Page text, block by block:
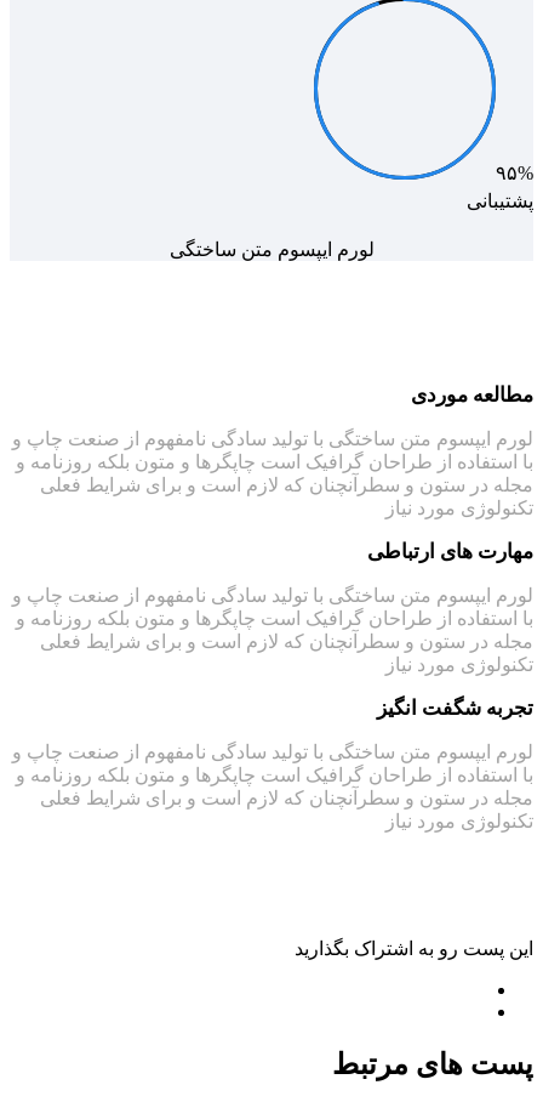
۹۵%
پشتیبانی
لورم ایپسوم متن ساختگی
مطالعه موردی
لورم ایپسوم متن ساختگی با تولید سادگی نامفهوم از صنعت چاپ و
با استفاده از طراحان گرافیک است چاپگرها و متون بلکه روزنامه و
مجله در ستون و سطرآنچنان که لازم است و برای شرایط فعلی
تکنولوژی مورد نیاز
مهارت های ارتباطی
لورم ایپسوم متن ساختگی با تولید سادگی نامفهوم از صنعت چاپ و
با استفاده از طراحان گرافیک است چاپگرها و متون بلکه روزنامه و
مجله در ستون و سطرآنچنان که لازم است و برای شرایط فعلی
تکنولوژی مورد نیاز
تجربه شگفت انگیز
لورم ایپسوم متن ساختگی با تولید سادگی نامفهوم از صنعت چاپ و
با استفاده از طراحان گرافیک است چاپگرها و متون بلکه روزنامه و
مجله در ستون و سطرآنچنان که لازم است و برای شرایط فعلی
تکنولوژی مورد نیاز
این پست رو به اشتراک بگذارید
پست های مرتبط